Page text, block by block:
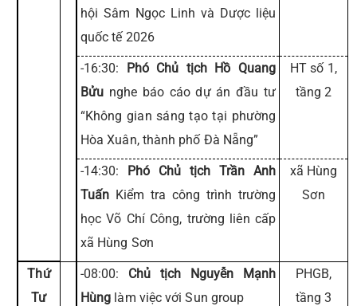
hội Sâm Ngọc Linh và Dược liệu
quốc tế 2026
-16:30: Phó Chủ tịch Hồ Quang
Bửu nghe báo cáo dự án đầu tư
“Không gian sáng tạo tại phường
Hòa Xuân, thành phố Đà Nẵng”
HT số 1,
tầng 2
-14:30: Phó Chủ tịch Trần Anh
Tuấn Kiểm tra công trình trường
học Võ Chí Công, trường liên cấp
xã Hùng Sơn
xã Hùng
Sơn
Thứ
Tư
-08:00: Chủ tịch Nguyễn Mạnh
Hùng làm việc với Sun group
PHGB,
tầng 3